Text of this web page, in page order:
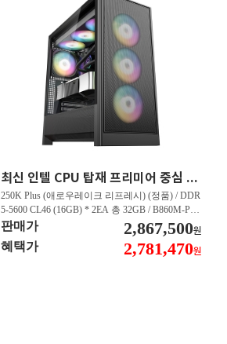
최신 인텔 CPU 탑재 프리미어 중심 가성비 영상편집 PC 250K RTX 5060 추천PC VY113
250K Plus (애로우레이크 리프레시) (정품) / DDR
5-5600 CL46 (16GB) * 2EA 총 32GB / B860M-PL
US WIFI STCOM / 지포스 RTX 5060 DUAL D7 8
GB 이엠텍 / T500 M.2 NVMe 대원씨티에스 (1T
B)
판매가 2,867,500원
혜택가 2,781,470원